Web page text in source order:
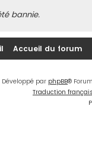
bannie.
Accueil du forum
Développé par phpBB®
Traduction